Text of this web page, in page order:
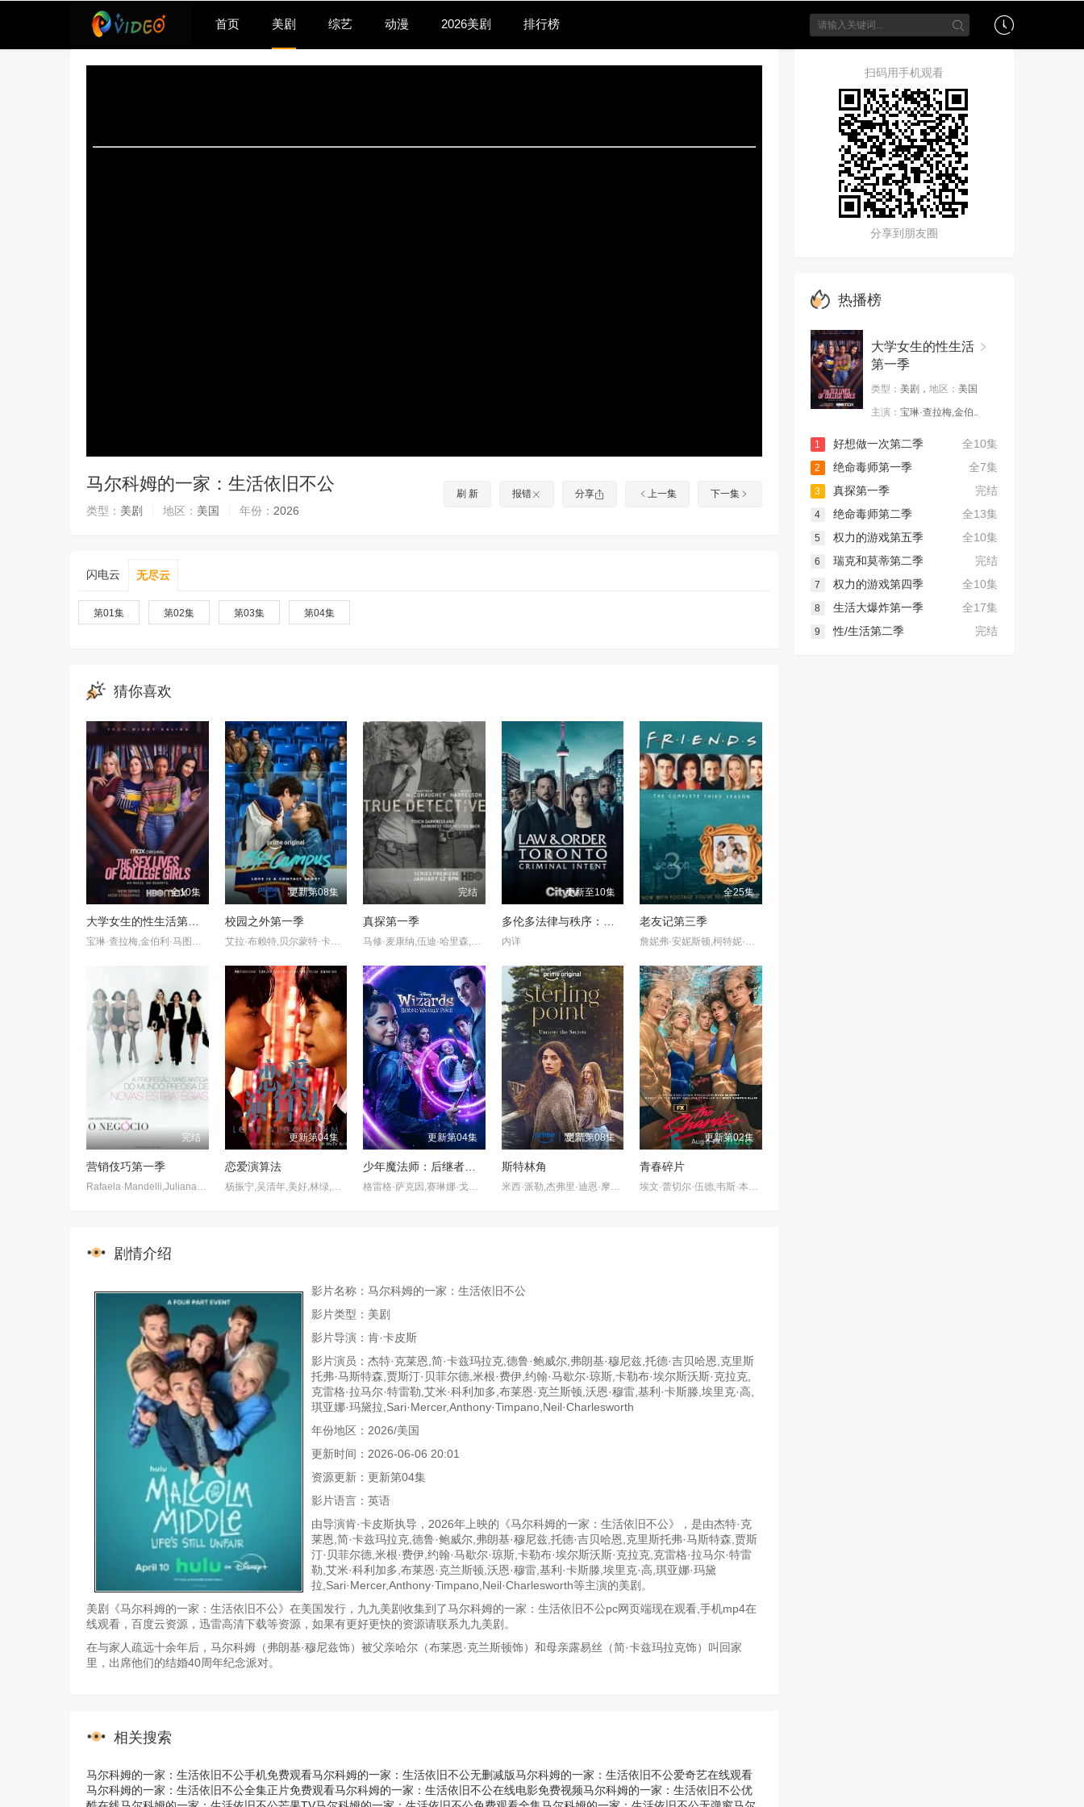
首页 美剧 综艺 动漫 2026美剧 排行榜
刷 新 报错 分享 上一集 下一集
马尔科姆的一家：生活依旧不公
类型： 美剧 地区： 美国 年份： 2026
闪电云 无尽云
第01集 第02集 第03集 第04集
猜你喜欢
全10集
大学女生的性生活第一季
宝琳·查拉梅,金伯利·马图拉,米多莉·弗朗西斯,劳伦·斯宾瑟,史蒂芬·瓜里诺,卡维·拉德尼尔,马特·马洛伊,嘉文·莱特伍德,肯尼迪·利·斯洛克姆,马修·戈尔德,莱西·哈特塞尔,罗布·许贝尔,莱克斯·金,佩吉·陆,雪莉·谢波德,妮可·沙利文,吉利安·阿美娜特
更新第08集
校园之外第一季
艾拉·布赖特,贝尔蒙特·卡梅利,史蒂夫·豪威,杰伦·托马斯·
完结
真探第一季
马修·麦康纳,伍迪·哈里森,布鲁斯·埃利奥特,米歇尔·莫纳汉,托利·基特尔斯,迈克尔·波茨,埃里克·普莱斯,麦迪逊·沃尔夫,J·D·埃弗摩尔,丹娜·格瑞尔,乔·克里斯特,亚历珊德拉·达达里奥
更新至10集
多伦多法律与秩序：犯罪倾向
内详
全25集
老友记第三季
詹妮弗·安妮斯顿,柯特妮·考克斯,丽莎·库卓,马特·勒布朗,马修·派瑞,大卫·休默
完结
营销伎巧第一季
更新第04集
恋爱演算法
更新第04集 更新第08集
斯特林角
更新第02集
青春碎片
剧情介绍
影片名称：马尔科姆的一家：生活依旧不公
影片类型：美剧
影片导演：肯·卡皮斯
影片演员：杰特·克莱恩,简·卡兹玛拉克,德鲁·鲍威尔,弗朗基·穆尼兹,托德·吉贝哈恩,克里斯
托弗·马斯特森,贾斯汀·贝菲尔德,米根·费伊,约翰·马歇尔·琼斯,卡勒布·埃尔斯沃斯·克拉克,
克雷格·拉马尔·特雷勒,艾米·科利加多,布莱恩·克兰斯顿,沃恩·穆雷,基利·卡斯滕,埃里克·高,
琪亚娜·玛黛拉,Sari·Mercer,Anthony·Timpano,Neil·Charlesworth
年份地区：2026/美国
更新时间：2026-06-06 20:01
资源更新：更新第04集
影片语言：英语
由导演肯·卡皮斯执导，2026年上映的《马尔科姆的一家：生活依旧不公》，是由杰特·克
莱恩,简·卡兹玛拉克,德鲁·鲍威尔,弗朗基·穆尼兹,托德·吉贝哈恩,克里斯托弗·马斯特森,贾斯
汀·贝菲尔德,米根·费伊,约翰·马歇尔·琼斯,卡勒布·埃尔斯沃斯·克拉克,克雷格·拉马尔·特雷
勒,艾米·科利加多,布莱恩·克兰斯顿,沃恩·穆雷,基利·卡斯滕,埃里克·高,琪亚娜·玛黛
拉,Sari·Mercer,Anthony·Timpano,Neil·Charlesworth等主演的美剧。
美剧《马尔科姆的一家：生活依旧不公》在美国发行，九九美剧收集到了马尔科姆的一家：生活依旧不公pc网页端现在观看,手机mp4在
线观看，百度云资源，迅雷高清下载等资源，如果有更好更快的资源请联系九九美剧。
在与家人疏远十余年后，马尔科姆（弗朗基·穆尼兹饰）被父亲哈尔（布莱恩·克兰斯顿饰）和母亲露易丝（简·卡兹玛拉克饰）叫回家
里，出席他们的结婚40周年纪念派对。
相关搜索
马尔科姆的一家：生活依旧不公手机免费观看马尔科姆的一家：生活依旧不公无删减版马尔科姆的一家：生活依旧不公爱奇艺在线观看
马尔科姆的一家：生活依旧不公全集正片免费观看马尔科姆的一家：生活依旧不公在线电影免费视频马尔科姆的一家：生活依旧不公优
扫码用手机观看
分享到朋友圈
热播榜
大学女生的性生活
第一季
类型： 美剧， 地区： 美国
主演： 宝琳·查拉梅,金伯..
全10集
1
好想做一次第二季
全7集
2
绝命毒师第一季
完结
3
真探第一季
全13集
4
绝命毒师第二季
全10集
5
权力的游戏第五季
完结
6
瑞克和莫蒂第二季
全10集
7
权力的游戏第四季
全17集
8
生活大爆炸第一季
完结
9 性/生活第二季